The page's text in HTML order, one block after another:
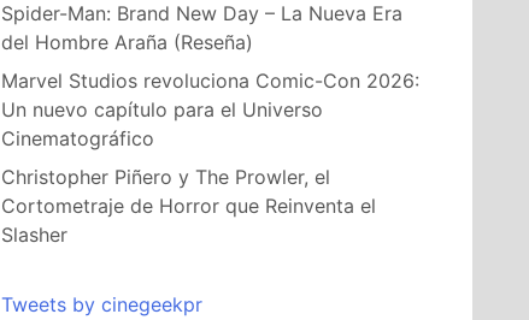
Spider-Man: Brand New Day – La Nueva Era
del Hombre Araña (Reseña)
Marvel Studios revoluciona Comic-Con 2026:
Un nuevo capítulo para el Universo
Cinematográfico
Christopher Piñero y The Prowler, el
Cortometraje de Horror que Reinventa el
Slasher
Tweets by cinegeekpr